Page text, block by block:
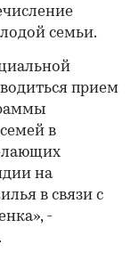
семьи.
прием
в
на
в связи с
-